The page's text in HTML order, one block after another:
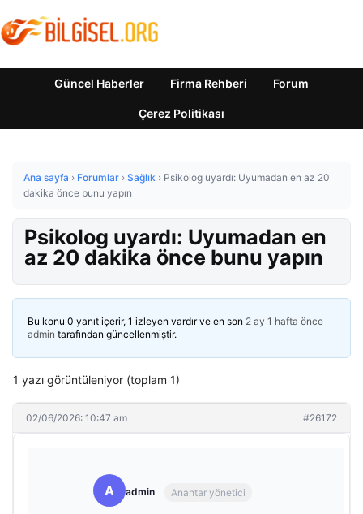
Güncel Haberler Firma Rehberi Forum
Çerez Politikası
Ana sayfa › Forumlar › Sağlık › Psikolog uyardı: Uyumadan en az 20
dakika önce bunu yapın
Psikolog uyardı: Uyumadan en
az 20 dakika önce bunu yapın
Bu konu 0 yanıt içerir, 1 izleyen vardır ve en son 2 ay 1 hafta önce
admin tarafından güncellenmiştir.
1 yazı görüntüleniyor (toplam 1)
02/06/2026: 10:47 am #26172
A admin Anahtar yönetici